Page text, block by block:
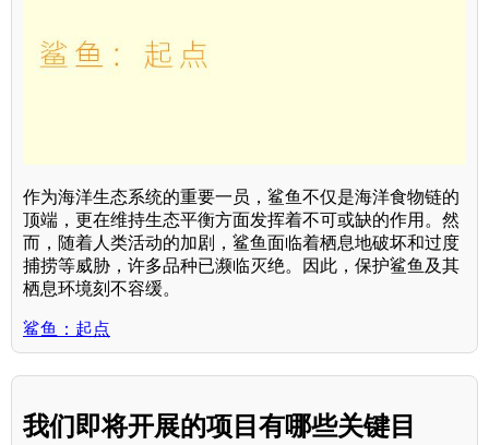
作为海洋生态系统的重要一员，鲨鱼不仅是海洋食物链的
顶端，更在维持生态平衡方面发挥着不可或缺的作用。然
而，随着人类活动的加剧，鲨鱼面临着栖息地破坏和过度
捕捞等威胁，许多品种已濒临灭绝。因此，保护鲨鱼及其
栖息环境刻不容缓。
鲨鱼：起点
我们即将开展的项目有哪些关键目